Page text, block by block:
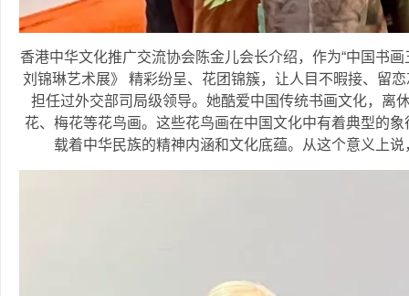
香港中华文化推广交流协会陈金儿会长介绍，作为“中国书
刘锦琳艺术展》 精彩纷呈、花团锦簇，让人目不暇接、留
担任过外交部司局级领导。她酷爱中国传统书画文化，离
花、梅花等花鸟画。这些花鸟画在中国文化中有着典型的
载着中华民族的精神内涵和文化底蕴。从这个意义上